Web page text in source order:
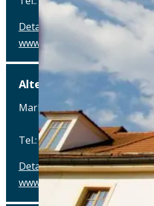
Details
www.alterwirt.de
Alter Wirt
Marktplatz 1, 82031 Grünwald
Tel.: Tel.: 089-6419340
Details
www.alterwirt.de